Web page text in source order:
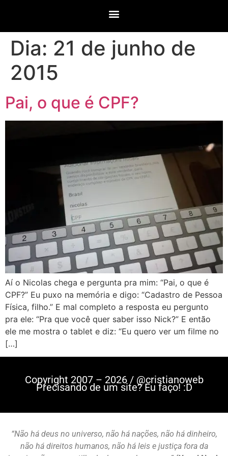
Dia: 21 de junho de
2015
Pai, o que é CPF?
Aí o Nicolas chega e pergunta pra mim: “Pai, o que é
CPF?” Eu puxo na memória e digo: “Cadastro de Pessoa
Física, filho.” E mal completo a resposta eu pergunto
pra ele: “Pra que você quer saber isso Nick?” E então
ele me mostra o tablet e diz: “Eu quero ver um filme no
[…]
Copyright 2007 – 2026 / @cristianoweb
Precisando de um site? Eu faço! :D
“Não há deus no universo, não há nações, não há dinheiro,
não há direitos humanos, não há leis e justiça fora da